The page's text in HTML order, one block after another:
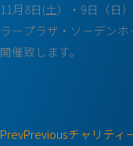
11月8日(土）・9日（日
ラ－プラザ・ソ－デン
開催致します。
PrevPreviousチャリティ